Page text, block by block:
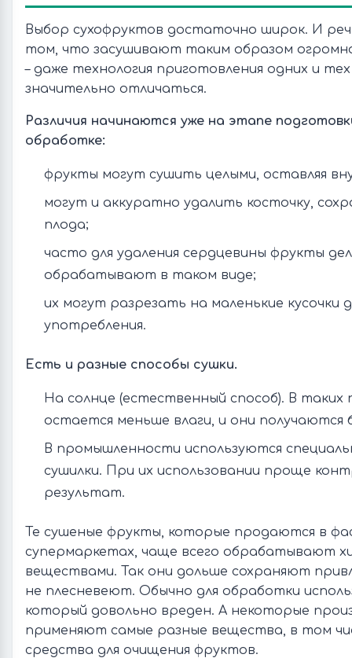
Выбор сухофруктов достаточно широк. И
том, что засушивают таким образом
– даже технология приготовления одних и
значительно отличаться.
Различия начинаются уже на этапе
обработке:
фрукты могут сушить целыми, оставляя
могут и аккуратно удалить косточку,
плода;
часто для удаления сердцевины фрукты
обрабатывают в таком виде;
их могут разрезать на маленькие кусочки
употребления.
Есть и разные способы сушки.
На солнце (естественный способ). В таких
остается меньше влаги, и они получаются
В промышленности используются
сушилки. При их использовании проще
результат.
Те сушеные фрукты, которые продаются в
супермаркетах, чаще всего обрабатывают
веществами. Так они дольше сохраняют
не плесневеют. Обычно для обработки
который довольно вреден. А некоторые
применяют самые разные вещества, в том
средства для очищения фруктов.